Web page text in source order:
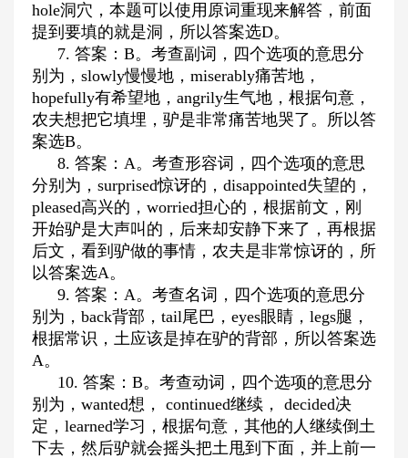
hole洞穴，本题可以使用原词重现来解答，前面
提到要填的就是洞，所以答案选D。
7. 答案： B。考查副词，四个选项的意思分
别为， slowly慢慢地， miserably痛苦地，
hopefully有希望地， angrily生气地，根据句意，
农夫想把它填埋，驴是非常痛苦地哭了。所以答
案选B。
8. 答案： A。考查形容词，四个选项的意思
分别为， surprised惊讶的， disappointed失望的，
pleased高兴的， worried担心的，根据前文，刚
开始驴是大声叫的，后来却安静下来了，再根据
后文，看到驴做的事情，农夫是非常惊讶的，所
以答案选A。
9. 答案： A。考查名词，四个选项的意思分
别为， back背部， tail尾巴， eyes眼睛， legs腿，
根据常识，土应该是掉在驴的背部，所以答案选
A。
10. 答案： B。考查动词，四个选项的意思分
别为， wanted想， continued继续， decided决
定， learned学习，根据句意，其他的人继续倒土
下去，然后驴就会摇头把土甩到下面，并上前一